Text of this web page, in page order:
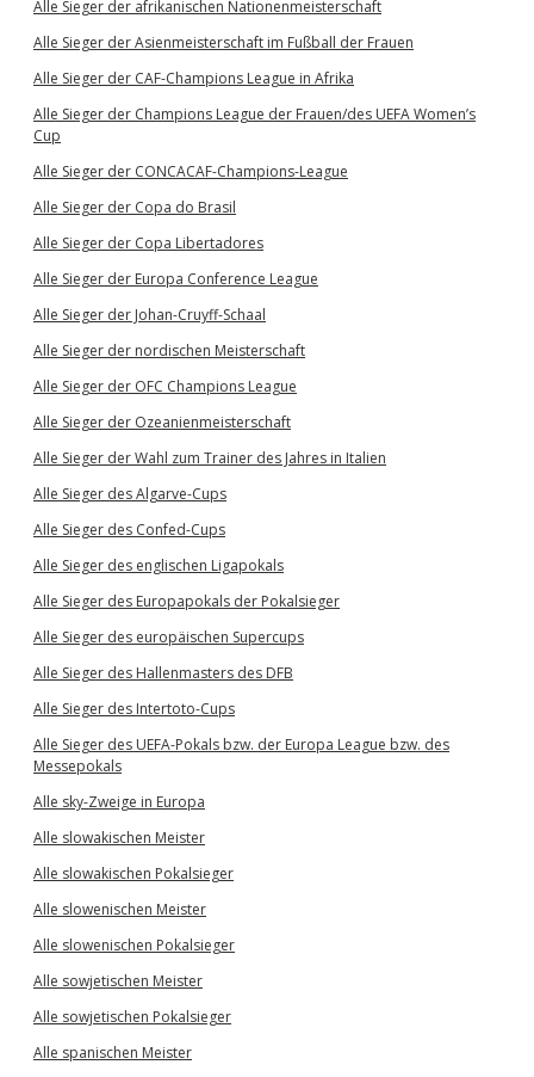
Alle Sieger der afrikanischen Nationenmeisterschaft
Alle Sieger der Asienmeisterschaft im Fußball der Frauen
Alle Sieger der CAF-Champions League in Afrika
Alle Sieger der Champions League der Frauen/des UEFA Women’s
Cup
Alle Sieger der CONCACAF-Champions-League
Alle Sieger der Copa do Brasil
Alle Sieger der Copa Libertadores
Alle Sieger der Europa Conference League
Alle Sieger der Johan-Cruyff-Schaal
Alle Sieger der nordischen Meisterschaft
Alle Sieger der OFC Champions League
Alle Sieger der Ozeanienmeisterschaft
Alle Sieger der Wahl zum Trainer des Jahres in Italien
Alle Sieger des Algarve-Cups
Alle Sieger des Confed-Cups
Alle Sieger des englischen Ligapokals
Alle Sieger des Europapokals der Pokalsieger
Alle Sieger des europäischen Supercups
Alle Sieger des Hallenmasters des DFB
Alle Sieger des Intertoto-Cups
Alle Sieger des UEFA-Pokals bzw. der Europa League bzw. des
Messepokals
Alle sky-Zweige in Europa
Alle slowakischen Meister
Alle slowakischen Pokalsieger
Alle slowenischen Meister
Alle slowenischen Pokalsieger
Alle sowjetischen Meister
Alle sowjetischen Pokalsieger
Alle spanischen Meister